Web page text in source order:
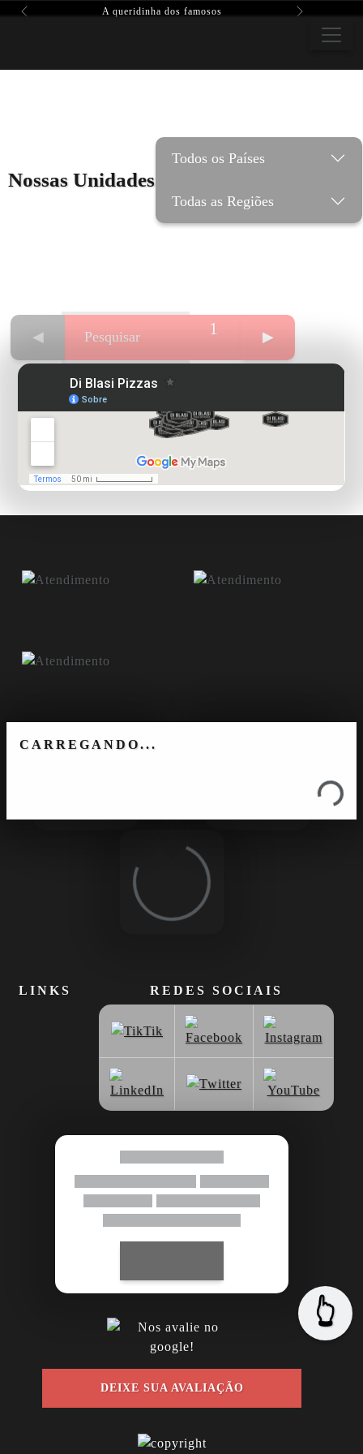
A queridinha dos famosos
Previous Next
CARREGANDO...
Loading...
Nossas Unidades
Todos os Países
Todas as Regiões
◀ 1 ▶
👆
Loading... Loading...
Loading...
LINKS REDES SOCIAIS
DEIXE SUA AVALIAÇÃO